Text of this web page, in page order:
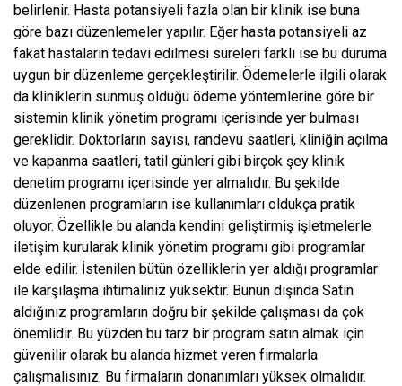
belirlenir. Hasta potansiyeli fazla olan bir klinik ise buna
göre bazı düzenlemeler yapılır. Eğer hasta potansiyeli az
fakat hastaların tedavi edilmesi süreleri farklı ise bu duruma
uygun bir düzenleme gerçekleştirilir. Ödemelerle ilgili olarak
da kliniklerin sunmuş olduğu ödeme yöntemlerine göre bir
sistemin klinik yönetim programı içerisinde yer bulması
gereklidir. Doktorların sayısı, randevu saatleri, kliniğin açılma
ve kapanma saatleri, tatil günleri gibi birçok şey klinik
denetim programı içerisinde yer almalıdır. Bu şekilde
düzenlenen programların ise kullanımları oldukça pratik
oluyor. Özellikle bu alanda kendini geliştirmiş işletmelerle
iletişim kurularak klinik yönetim programı gibi programlar
elde edilir. İstenilen bütün özelliklerin yer aldığı programlar
ile karşılaşma ihtimaliniz yüksektir. Bunun dışında Satın
aldığınız programların doğru bir şekilde çalışması da çok
önemlidir. Bu yüzden bu tarz bir program satın almak için
güvenilir olarak bu alanda hizmet veren firmalarla
çalışmalısınız. Bu firmaların donanımları yüksek olmalıdır.